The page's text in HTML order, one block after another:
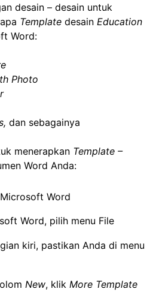
desain – desain untuk
Template desain Education
Word:
Photo
dan sebagainya
menerapkan Template –
Word Anda:
Word
Word, pilih menu File
kiri, pastikan Anda di menu
New, klik More Template